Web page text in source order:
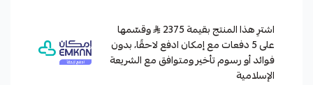
اشترِ هذا المنتج بقيمة 2375
وقسّمها
على 5 دفعات مع إمكان ادفع لاحقًا، بدون
فوائد أو رسوم تأخير ومتوافق مع الشريعة
الإسلامية